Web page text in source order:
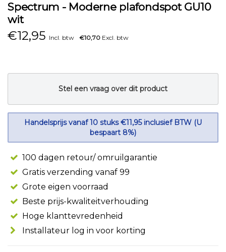
Spectrum - Moderne plafondspot GU10
wit
€12,95 Incl. btw €10,70 Excl. btw
Stel een vraag over dit product
Handelsprijs vanaf 10 stuks €11,95 inclusief BTW (U
bespaart 8%)
100 dagen retour/ omruilgarantie
Gratis verzending vanaf 99
Grote eigen voorraad
Beste prijs-kwaliteitverhouding
Hoge klanttevredenheid
Installateur log in voor korting